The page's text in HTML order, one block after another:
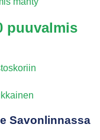
puuvalmis
Savonlinnassa